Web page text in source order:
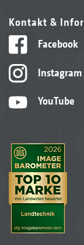
Kontakt &
Facebook
Instagram
YouTube